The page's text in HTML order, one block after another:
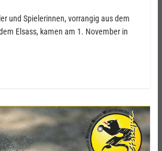
und Spielerinnen, vorrangig aus dem
Elsass, kamen am 1. November in